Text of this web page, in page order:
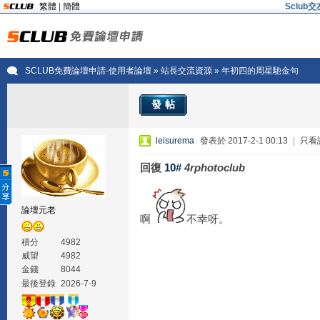
繁體 簡體 Sclub交
SCLUB免費論壇申請-使用者論壇» 站長交流資源» 年初四的周星馳金句
發帖
論壇元老
積分
4982
威望
4982
金錢
8044
最後登錄 2026-7-9
leisurema 發表於 2017-2-1 00:13 只看
回復 10# 4rphotoclub
啊 不幸呀。